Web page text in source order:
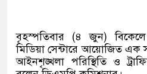
বৃহস্পতিবার (৪ জুন)
মিডিয়া সেন্টারে আয়োজিত এক
আইনশৃঙ্খলা পরিস্থিতি ও